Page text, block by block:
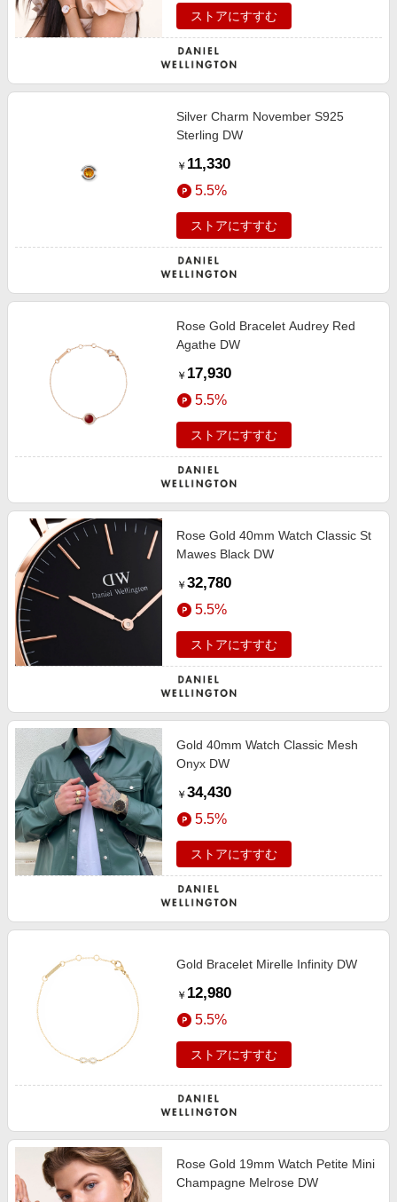
ストアにすすむ
Silver Charm November S925
Sterling DW
￥ 11,330
5.5%
ストアにすすむ
Rose Gold Bracelet Audrey Red
Agathe DW
￥ 17,930
5.5%
ストアにすすむ
Rose Gold 40mm Watch Classic St
Mawes Black DW
￥ 32,780
5.5%
ストアにすすむ
Gold 40mm Watch Classic Mesh
Onyx DW
￥ 34,430
5.5%
ストアにすすむ
Gold Bracelet Mirelle Infinity DW
￥ 12,980
5.5%
ストアにすすむ
Rose Gold 19mm Watch Petite Mini
Champagne Melrose DW